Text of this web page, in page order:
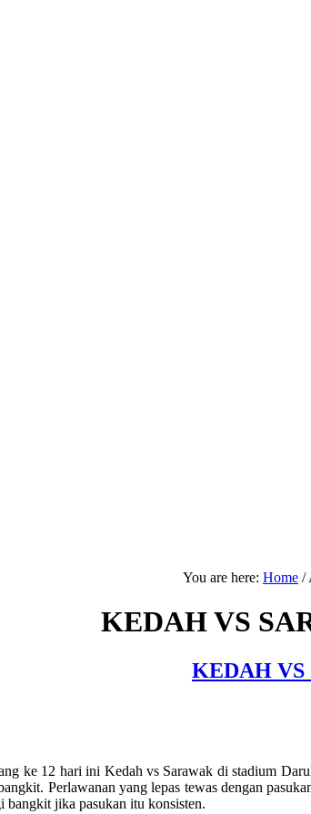
You are here: Home /
KEDAH VS
KEDAH VS
ke 12 hari ini Kedah vs Sarawak di stadium
Perlawanan yang lepas tewas dengan
bangkit jika pasukan itu konsisten.